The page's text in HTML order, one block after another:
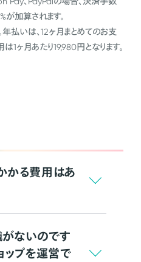
加算されます。
払いは、12ヶ月まとめてのお支
1ヶ月あたり19,980円となります。
かる費用はあ
ないのです
ップを運営で